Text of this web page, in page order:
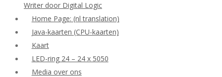
Writer door Digital Logic
Home Page: (nl translation)
Java-kaarten (CPU-kaarten)
Kaart
LED-ring 24 – 24 x 5050
Media over ons